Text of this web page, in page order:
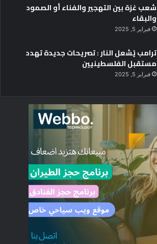
شعب غزة بين التهجير والفناء أو الصمود
والبقاء
فبراير 5, 2025
ترامب يُشعل النار : تصريحات جديدة تهدد
مستقبل الفلسطينيين
فبراير 5, 2025